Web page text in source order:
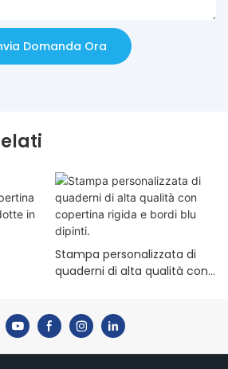
Domanda Ora
Stampa personalizzata di
quaderni di alta qualità con